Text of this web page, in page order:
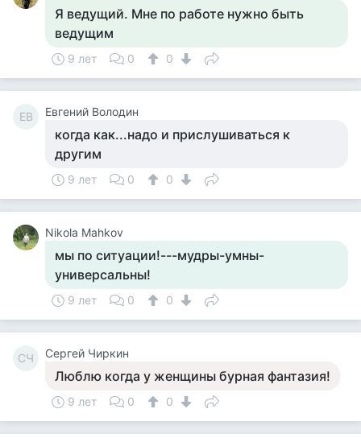
Я ведущий. Мне по работе нужно быть
ведущим
9 лет 0 0
ЕВ Евгений Володин
когда как...надо и прислушиваться к
другим
9 лет 0 0
Nikola Mahkov
мы по ситуации!---мудры-умны-
универсальны!
9 лет 0 0
СЧ Сергей Чиркин
Люблю когда у женщины бурная фантазия!
9 лет 0 0